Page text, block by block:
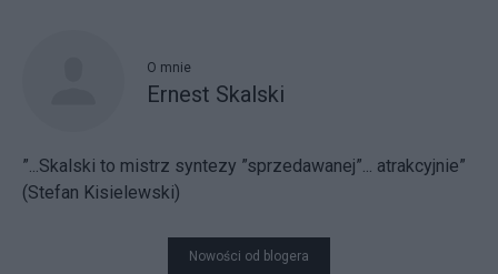
O mnie
Ernest Skalski
”...Skalski to mistrz syntezy ”sprzedawanej”... atrakcyjnie”
(Stefan Kisielewski)
Nowości od blogera